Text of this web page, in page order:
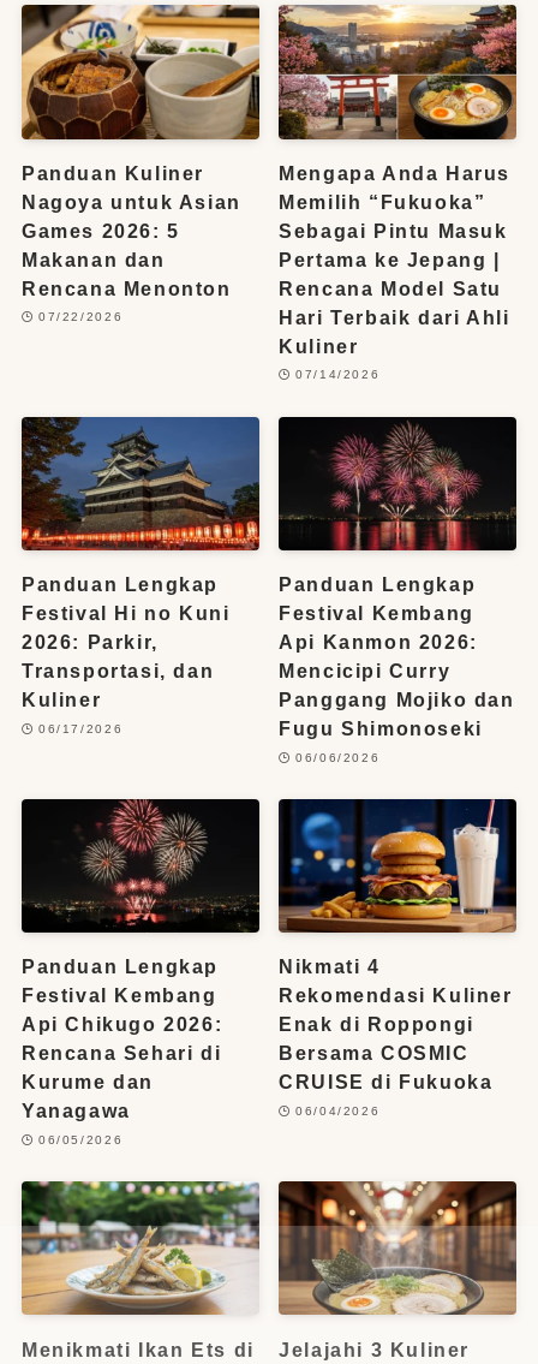
Panduan Kuliner
Nagoya untuk Asian
Games 2026: 5
Makanan dan
Rencana Menonton
07/22/2026
Mengapa Anda Harus
Memilih “Fukuoka”
Sebagai Pintu Masuk
Pertama ke Jepang |
Rencana Model Satu
Hari Terbaik dari Ahli
Kuliner
07/14/2026
Panduan Lengkap
Festival Hi no Kuni
2026: Parkir,
Transportasi, dan
Kuliner
06/17/2026
Panduan Lengkap
Festival Kembang
Api Kanmon 2026:
Mencicipi Curry
Panggang Mojiko dan
Fugu Shimonoseki
06/06/2026
Panduan Lengkap
Festival Kembang
Api Chikugo 2026:
Rencana Sehari di
Kurume dan
Yanagawa
06/05/2026
Nikmati 4
Rekomendasi Kuliner
Enak di Roppongi
Bersama COSMIC
CRUISE di Fukuoka
06/04/2026
Menikmati Ikan Ets di Jelajahi 3 Kuliner